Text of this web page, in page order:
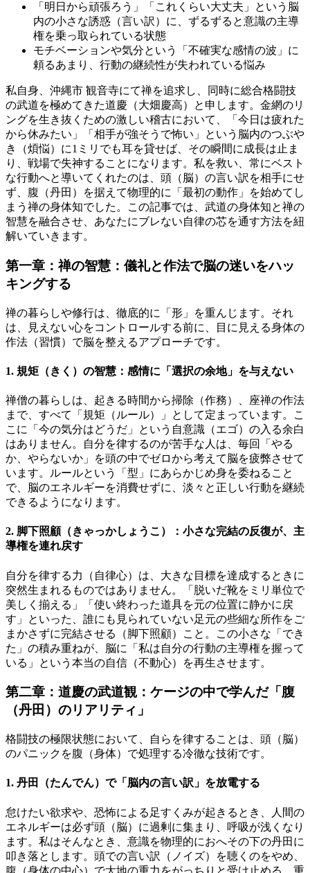
「明日から頑張ろう」「これくらい大丈夫」という脳
内の小さな誘惑（言い訳）に、ずるずると意識の主導
権を乗っ取られている状態
モチベーションや気分という「不確実な感情の波」に
頼るあまり、行動の継続性が失われている悩み
私自身、沖縄市 観音寺にて禅を追求し、同時に総合格闘技
の武道を極めてきた道慶（大畑慶高）と申します。金網のリ
ングを生き抜くための激しい稽古において、「今日は疲れた
から休みたい」「相手が強そうで怖い」という脳内のつぶや
き（煩悩）に1ミリでも耳を貸せば、その瞬間に成長は止ま
り、戦場で失神することになります。私を救い、常にベスト
な行動へと導いてくれたのは、頭（脳）の言い訳を相手にせ
ず、腹（丹田）を据えて物理的に「最初の動作」を始めてし
まう禅の身体知でした。この記事では、武道の身体知と禅の
智慧を融合させ、あなたにブレない自律の芯を通す方法を紐
解いていきます。
第一章：禅の智慧：儀礼と作法で脳の迷いをハッ
キングする
禅の暮らしや修行は、徹底的に「形」を重んじます。それ
は、見えない心をコントロールする前に、目に見える身体の
作法（習慣）で脳を整えるアプローチです。
1. 規矩（きく）の智慧：感情に「選択の余地」を与えない
禅僧の暮らしは、起きる時間から掃除（作務）、座禅の作法
まで、すべて「規矩（ルール）」として定まっています。こ
こに「今の気分はどうだ」という自意識（エゴ）の入る余白
はありません。自分を律するのが苦手な人は、毎回「やる
か、やらないか」を頭の中でゼロから考えて脳を疲弊させて
います。ルールという「型」にあらかじめ身を委ねること
で、脳のエネルギーを消費せずに、淡々と正しい行動を継続
できるようになります。
2. 脚下照顧（きゃっかしょうこ）：小さな完結の反復が、主
導権を連れ戻す
自分を律する力（自律心）は、大きな目標を達成するときに
突然生まれるものではありません。「脱いだ靴をミリ単位で
美しく揃える」「使い終わった道具を元の位置に静かに戻
す」といった、誰にも見られていない足元の些細な所作をご
まかさずに完結させる（脚下照顧）こと。この小さな「でき
た」の積み重ねが、脳に「私は自分の行動の主導権を握って
いる」という本当の自信（不動心）を再生させます。
第二章：道慶の武道観：ケージの中で学んだ「腹
（丹田）のリアリティ」
格闘技の極限状態において、自らを律することは、頭（脳）
のパニックを腹（身体）で処理する冷徹な技術です。
1. 丹田（たんでん）で「脳内の言い訳」を放電する
怠けたい欲求や、恐怖による足すくみが起きるとき、人間の
エネルギーは必ず頭（脳）に過剰に集まり、呼吸が浅くなり
ます。私はそんなとき、意識を物理的におへその下の丹田に
叩き落とします。頭での言い訳（ノイズ）を聴くのをやめ、
腹（身体の中心）で大地の重力をがっちりと受け止める。重